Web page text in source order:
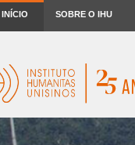
INÍCIO SOBRE O IHU